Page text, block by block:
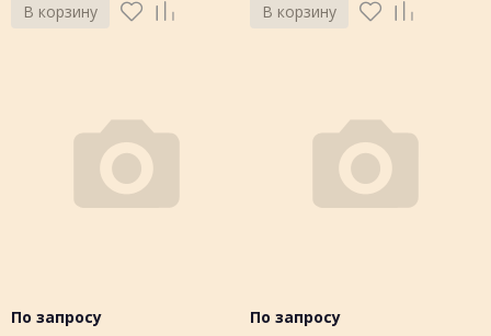
В корзину В корзину
По запросу
По запросу